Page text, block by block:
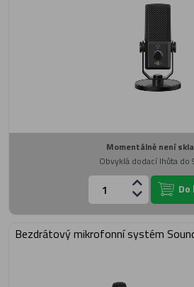
Momentálně není
Obvyklá dodací lhůta do
Do
Bezdrátový mikrofonní systém